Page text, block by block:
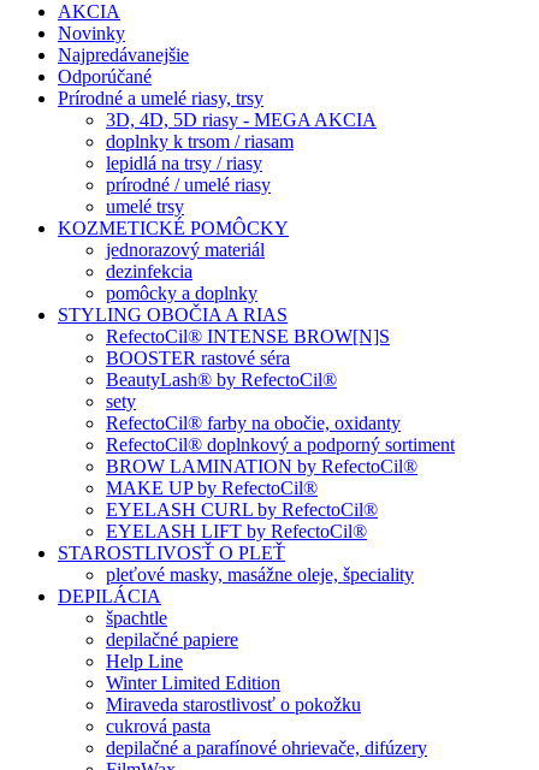
AKCIA
Novinky
Najpredávanejšie
Odporúčané
Prírodné a umelé riasy, trsy
3D, 4D, 5D riasy - MEGA AKCIA
doplnky k trsom / riasam
lepidlá na trsy / riasy
prírodné / umelé riasy
umelé trsy
KOZMETICKÉ POMÔCKY
jednorazový materiál
dezinfekcia
pomôcky a doplnky
STYLING OBOČIA A RIAS
RefectoCil® INTENSE BROW[N]S
BOOSTER rastové séra
BeautyLash® by RefectoCil®
sety
RefectoCil® farby na obočie, oxidanty
RefectoCil® doplnkový a podporný sortiment
BROW LAMINATION by RefectoCil®
MAKE UP by RefectoCil®
EYELASH CURL by RefectoCil®
EYELASH LIFT by RefectoCil®
STAROSTLIVOSŤ O PLEŤ
pleťové masky, masážne oleje, špeciality
DEPILÁCIA
špachtle
depilačné papiere
Help Line
Winter Limited Edition
Miraveda starostlivosť o pokožku
cukrová pasta
depilačné a parafínové ohrievače, difúzery